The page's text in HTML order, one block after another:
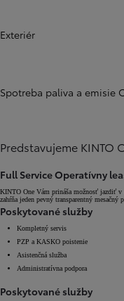
Exteriér
Spotreba paliva a emisie
Predstavujeme KINTO
Full Service Operatívny
KINTO One Vám prináša možnosť jazdiť
zahŕňa jeden pevný transparentný mesačný
Poskytované služby
Kompletný servis
PZP a KASKO poistenie
Asistenčná služba
Administratívna podpora
Poskytované služby